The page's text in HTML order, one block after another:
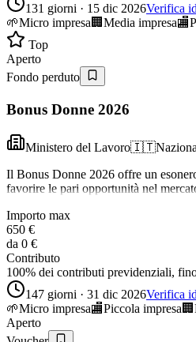
131 giorni · 15 dic 2026Verifica
🌱Micro impresa 🏢 Media impresa🏬
Top
Aperto
Fondo perduto
Bonus Donne 2026
Ministero del Lavoro🇮🇹
Il Bonus Donne 2026 offre un
favorire le pari opportunità nel
Importo max
650 €
da 0 €
Contributo
100% dei contributi previdenziali,
147 giorni · 31 dic 2026Verifica
🌱Micro impresa🏬Piccola impresa🏢
Aperto